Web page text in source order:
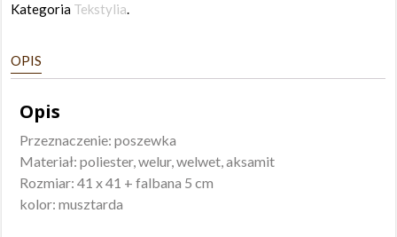
Kategoria Tekstylia.
OPIS
Opis
Przeznaczenie: poszewka
Materiał: poliester, welur, welwet, aksamit
Rozmiar: 41 x 41 + falbana 5 cm
kolor: musztarda